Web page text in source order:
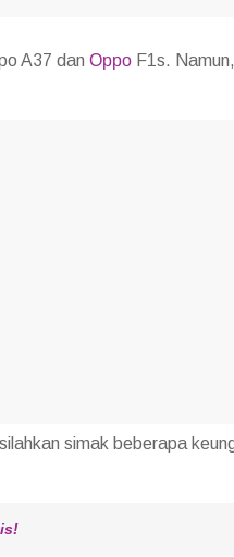
A37 dan Oppo F1s.
simak beberapa